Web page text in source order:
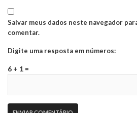
Salvar meus dados neste navegador
comentar.
Digite uma resposta em números:
6 + 1 =